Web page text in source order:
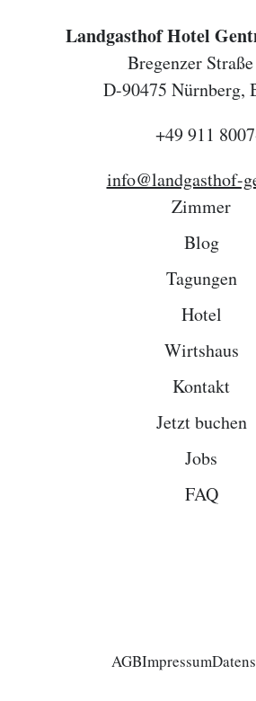
Landgasthof Hotel
Bregenzer
D-90475 Nürnberg,
+49 911
info@landgasthof-
Zimmer
Blog
Tagungen
Hotel
Wirtshaus
Kontakt
Jetzt buchen
Jobs
FAQ
AGBImpressum